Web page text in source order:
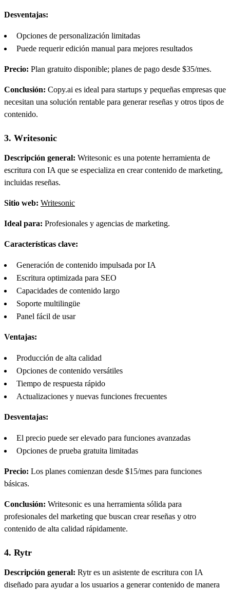
Desventajas:
Opciones de personalización limitadas
Puede requerir edición manual para mejores resultados
Precio: Plan gratuito disponible; planes de pago desde $35/mes.
Conclusión: Copy.ai es ideal para startups y pequeñas empresas que
necesitan una solución rentable para generar reseñas y otros tipos de
contenido.
3. Writesonic
Descripción general: Writesonic es una potente herramienta de
escritura con IA que se especializa en crear contenido de marketing,
incluidas reseñas.
Sitio web: Writesonic
Ideal para: Profesionales y agencias de marketing.
Características clave:
Generación de contenido impulsada por IA
Escritura optimizada para SEO
Capacidades de contenido largo
Soporte multilingüe
Panel fácil de usar
Ventajas:
Producción de alta calidad
Opciones de contenido versátiles
Tiempo de respuesta rápido
Actualizaciones y nuevas funciones frecuentes
Desventajas:
El precio puede ser elevado para funciones avanzadas
Opciones de prueba gratuita limitadas
Precio: Los planes comienzan desde $15/mes para funciones
básicas.
Conclusión: Writesonic es una herramienta sólida para
profesionales del marketing que buscan crear reseñas y otro
contenido de alta calidad rápidamente.
4. Rytr
Descripción general: Rytr es un asistente de escritura con IA
diseñado para ayudar a los usuarios a generar contenido de manera